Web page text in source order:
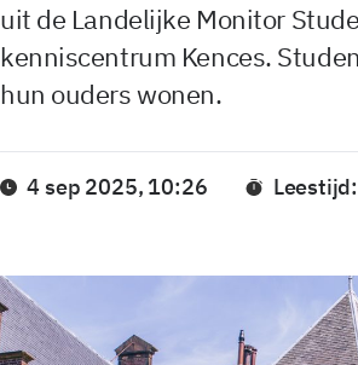
uit de Landelijke Monitor
kenniscentrum Kences.
hun ouders wonen.
4 sep 2025, 10:26